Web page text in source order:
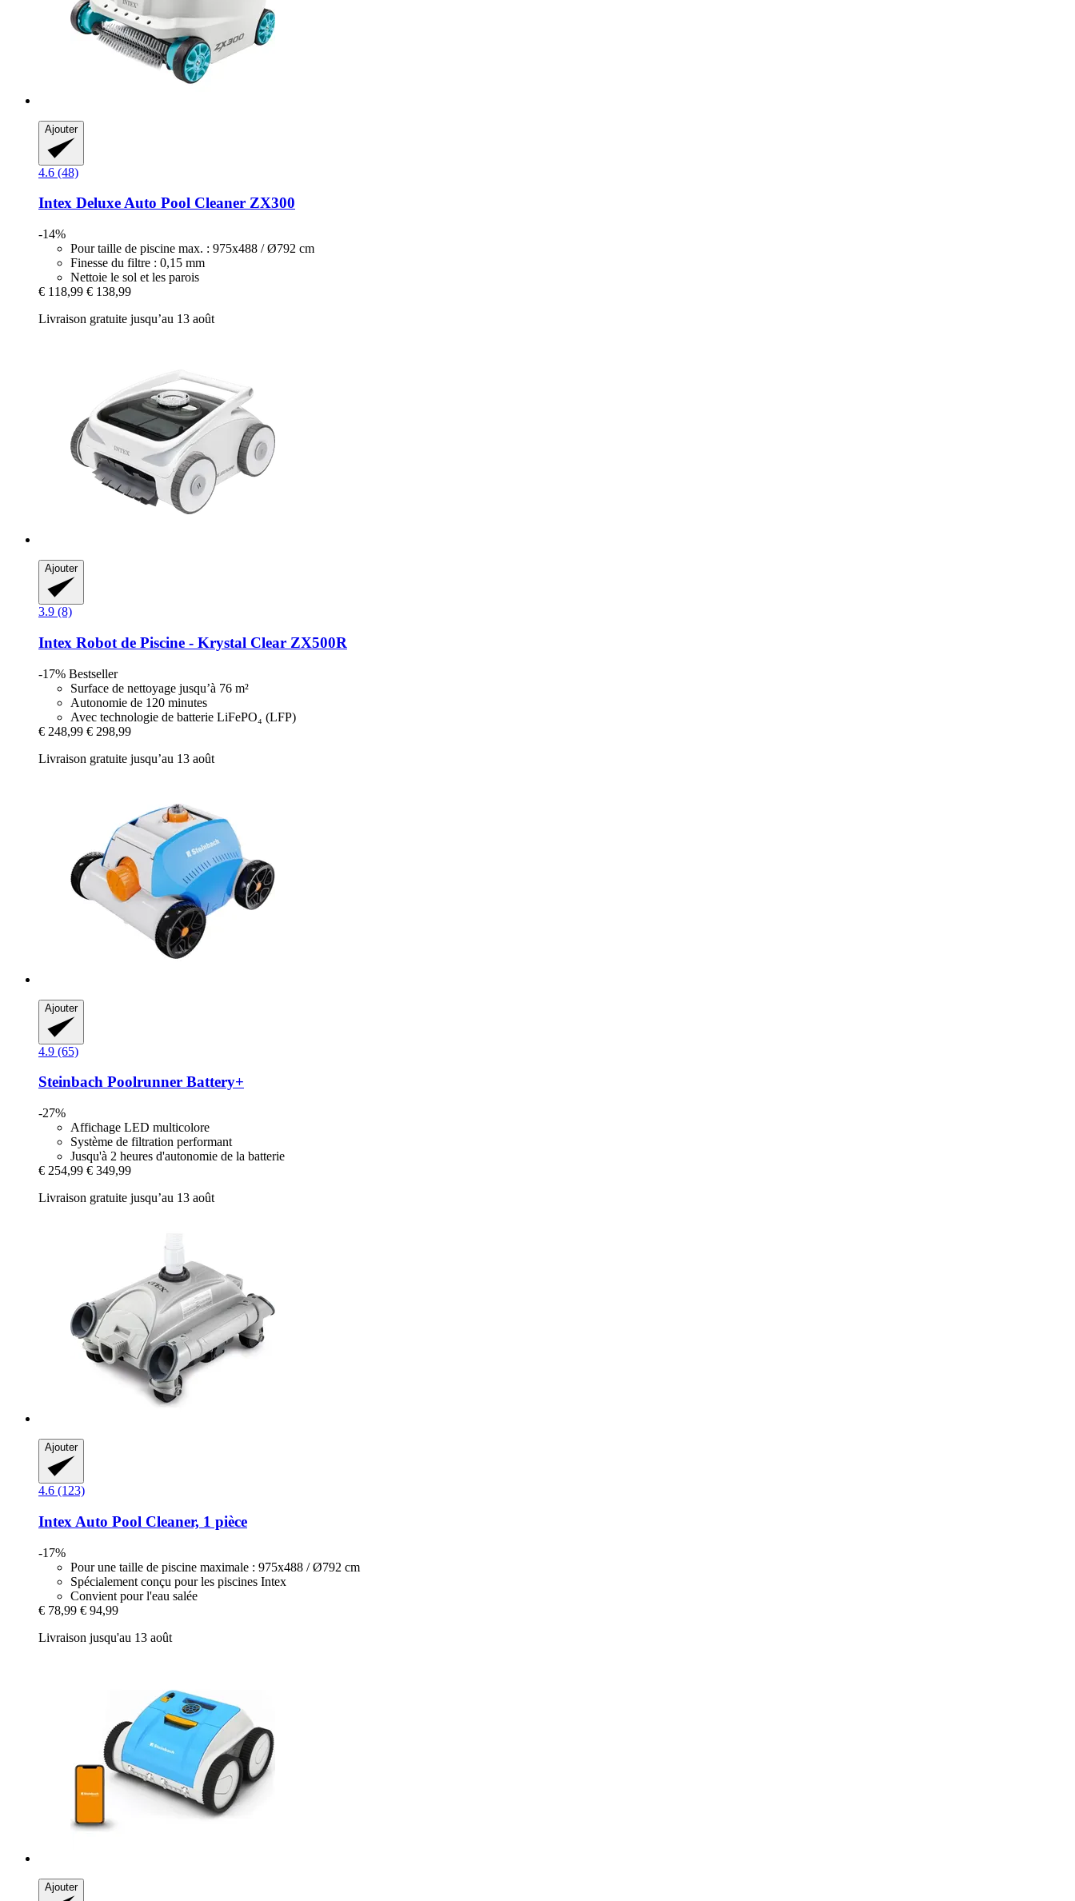
Ajouter
4.6 (48)
Intex Deluxe Auto Pool Cleaner ZX300
-14%
Pour taille de piscine max. : 975x488 / Ø792 cm
Finesse du filtre : 0,15 mm
Nettoie le sol et les parois
€ 118,99 € 138,99
Livraison gratuite jusqu’au 13 août
Ajouter
3.9 (8)
Intex Robot de Piscine -​ Krystal Clear ZX500R
-17% Bestseller
Surface de nettoyage jusqu’à 76 m²
Autonomie de 120 minutes
Avec technologie de batterie LiFePO₄ (LFP)
€ 248,99 € 298,99
Livraison gratuite jusqu’au 13 août
Ajouter
4.9 (65)
Steinbach Poolrunner Battery+
-27%
Affichage LED multicolore
Système de filtration performant
Jusqu'à 2 heures d'autonomie de la batterie
€ 254,99 € 349,99
Livraison gratuite jusqu’au 13 août
Ajouter
4.6 (123)
Intex Auto Pool Cleaner, 1 pièce
-17%
Pour une taille de piscine maximale : 975x488 / Ø792 cm
Spécialement conçu pour les piscines Intex
Convient pour l'eau salée
€ 78,99 € 94,99
Livraison jusqu'au 13 août
Ajouter